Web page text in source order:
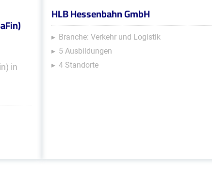
in
HLB Hessenbahn GmbH
Branche: Verkehr und Logistik
5 Ausbildungen
4 Standorte